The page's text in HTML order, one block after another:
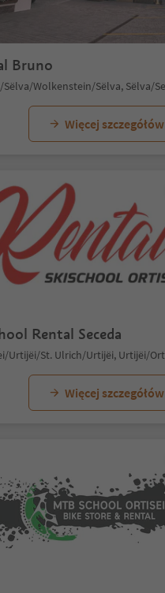
Bruno
Więcej szczegółów
Rental Seceda
Więcej szczegółów